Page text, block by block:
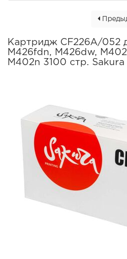
Картридж CF226A/052
M426fdn, M426dw,
M402n 3100 стр. Sakura